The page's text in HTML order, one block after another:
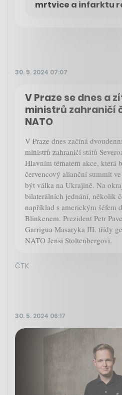
mrtvice a infarktu
30. 5. 2024 07:07
V Praze se dnes a
ministrů zahraničí
NATO
V Praze dnes začíná
ministrů zahraničí států
Hlavním tématem akce, která
červencový alianční summit
být válka na Ukrajině. Na
bilaterálních jednání, několik
například s americkým šéfem
Blinkenem. Prezident Petr
Garrigua Masaryka III. třídy
NATO Jensi Stoltenbergovi.
ČTK
30. 5. 2024 06:17